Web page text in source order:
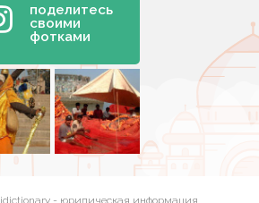
поделитесь
своими
фотками
- юридическая информация